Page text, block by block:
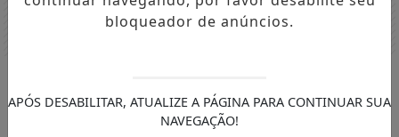
bloqueador de anúncios.
APÓS DESABILITAR, ATUALIZE A PÁGINA PARA CONTINUAR SUA
NAVEGAÇÃO!